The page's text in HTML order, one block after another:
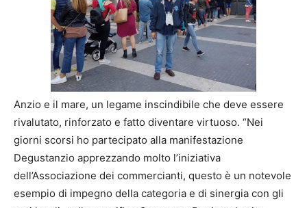
Anzio e il mare, un legame inscindibile che deve essere
rivalutato, rinforzato e fatto diventare virtuoso. “Nei
giorni scorsi ho partecipato alla manifestazione
Degustanzio apprezzando molto l’iniziativa
dell’Associazione dei commercianti, questo è un notevole
esempio di impegno della categoria e di sinergia con gli